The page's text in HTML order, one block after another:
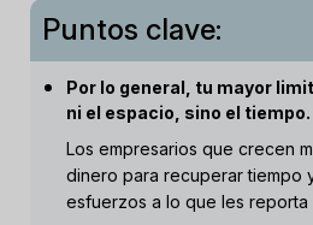
Puntos clave:
Por lo general, tu mayor
ni el espacio, sino el tiempo.
Los empresarios que crecen
dinero para recuperar tiempo
esfuerzos a lo que les